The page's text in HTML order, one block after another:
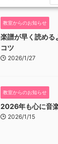
教室からのお知らせ
楽譜が早く読める
コツ
2026/1/27
教室からのお知らせ
2026年も心に音
2026/1/15